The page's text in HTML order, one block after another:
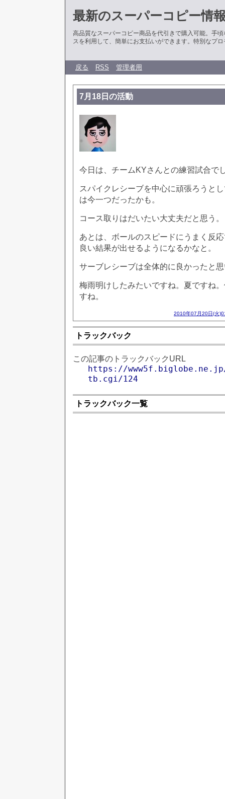
最新のスーパーコピー情
高品質なスーパーコピー商品を代引きで購入可能。手
スを利用して、簡単にお支払いができます。特別なプ
戻る RSS 管理者用
7月18日の活動
今日は、チームKYさんとの練習試合で
スパイクレシーブを中心に頑張ろうと
は今一つだったかも。
コース取りはだいたい大丈夫だと思う。
あとは、ボールのスピードにうまく反
良い結果が出せるようになるかなと。
サーブレシーブは全体的に良かったと
梅雨明けしたみたいですね。夏ですね
すね。
2010年07月20日(火
トラックバック
この記事のトラックバックURL
https://
tb.cgi/124
トラックバック一覧